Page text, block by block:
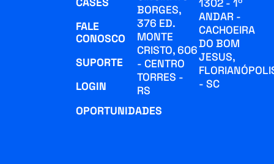
FALE
CONOSCO
SUPORTE
LOGIN
OPORTUNIDADES
BORGES,
376 ED.
MONTE
CRISTO, 606
- CENTRO
TORRES -
RS
1302 - 1º
ANDAR -
CACHOEIRA
DO BOM
JESUS,
- SC